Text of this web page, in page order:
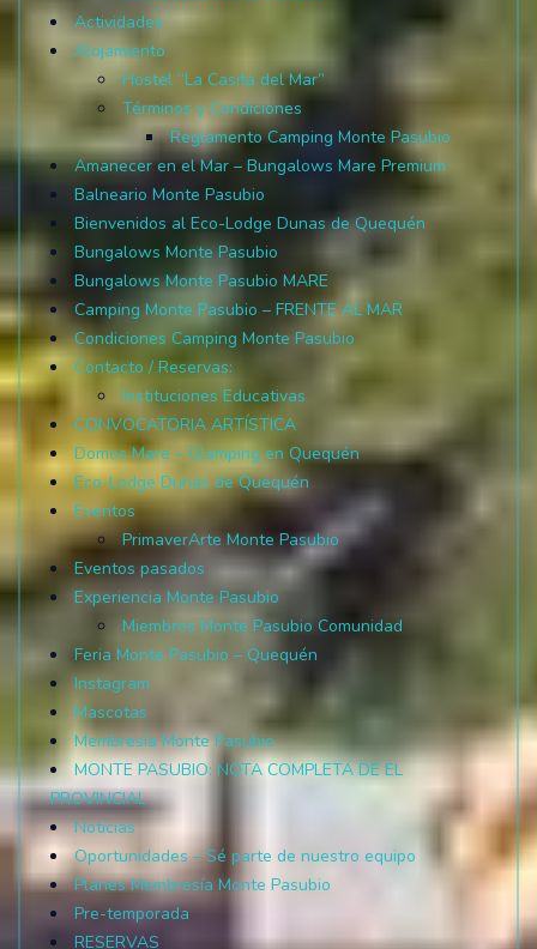
Actividades
Alojamiento
Hostel “La Casita del Mar”
Términos y Condiciones
Reglamento Camping Monte Pasubio
Amanecer en el Mar – Bungalows Mare Premium
Balneario Monte Pasubio
Bienvenidos al Eco-Lodge Dunas de Quequén
Bungalows Monte Pasubio
Bungalows Monte Pasubio MARE
Camping Monte Pasubio – FRENTE AL MAR
Condiciones Camping Monte Pasubio
Contacto / Reservas:
Instituciones Educativas
CONVOCATORIA ARTÍSTICA
Domos Mare – Glamping en Quequén
Eco-Lodge Dunas de Quequén
Eventos
PrimaverArte Monte Pasubio
Eventos pasados
Experiencia Monte Pasubio
Miembros Monte Pasubio Comunidad
Feria Monte Pasubio – Quequén
Instagram
Mascotas
Membresía Monte Pasubio
MONTE PASUBIO: NOTA COMPLETA DE EL
PROVINCIAL
Noticias
Oportunidades – Sé parte de nuestro equipo
Planes Membresía Monte Pasubio
Pre-temporada
RESERVAS